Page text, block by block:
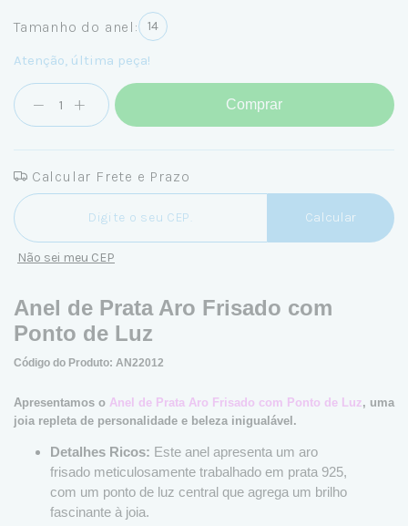
Tamanho do anel: 14
Atenção, última peça!
Comprar
Calcular Frete e Prazo
Entregas para o CEP:
Calcular
Não sei meu CEP
Anel de Prata Aro Frisado com
Ponto de Luz
Código do Produto: AN22012
Apresentamos o Anel de Prata Aro Frisado com Ponto de Luz, uma
joia repleta de personalidade e beleza inigualável.
Detalhes Ricos: Este anel apresenta um aro
frisado meticulosamente trabalhado em prata 925,
com um ponto de luz central que agrega um brilho
fascinante à joia.